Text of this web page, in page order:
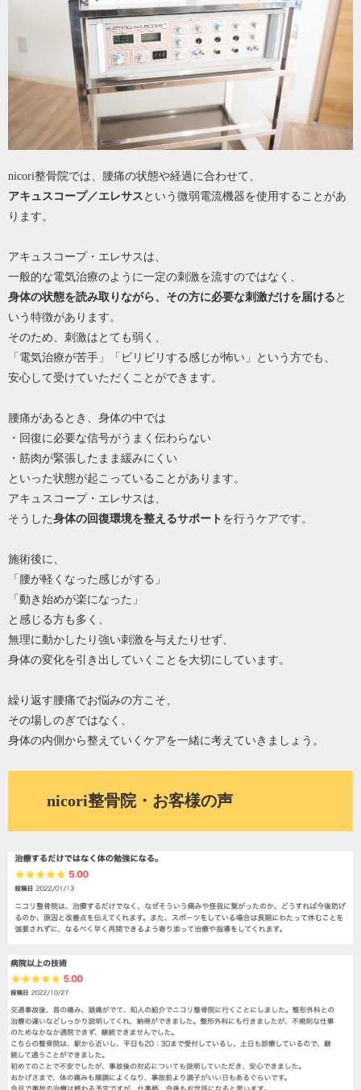
nicori整骨院では、腰痛の状態や経過に合わせて、
アキュスコープ／エレサス という微弱電流機器を使用することがあ
ります。
アキュスコープ・エレサスは、
一般的な電気治療のように一定の刺激を流すのではなく、
身体の状態を読み取りながら、その方に必要な刺激だけを届ける と
いう特徴があります。
そのため、刺激はとても弱く、
「電気治療が苦手」「ビリビリする感じが怖い」という方でも、
安心して受けていただくことができます。
腰痛があるとき、身体の中では
・回復に必要な信号がうまく伝わらない
・筋肉が緊張したまま緩みにくい
といった状態が起こっていることがあります。
アキュスコープ・エレサスは、
そうした身体の回復環境を整えるサポート を行うケアです。
施術後に、
「腰が軽くなった感じがする」
「動き始めが楽になった」
と感じる方も多く、
無理に動かしたり強い刺激を与えたりせず、
身体の変化を引き出していくことを大切にしています。
繰り返す腰痛でお悩みの方こそ、
その場しのぎではなく、
身体の内側から整えていくケアを一緒に考えていきましょう。
nicori整骨院・お客様の声